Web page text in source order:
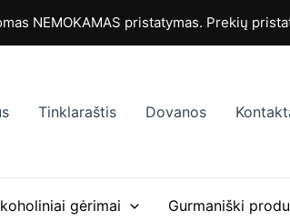
NEMOKAMAS pristatymas. Prekių
Tinklaraštis Dovanos
gėrimai Gurmaniški